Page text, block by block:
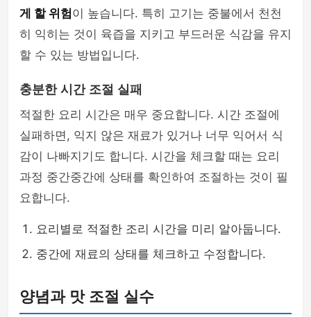
게 할 위험이 높습니다. 특히 고기는 중불에서 천천
히 익히는 것이 육즙을 지키고 부드러운 식감을 유지
할 수 있는 방법입니다.
충분한 시간 조절 실패
적절한 요리 시간은 매우 중요합니다. 시간 조절에
실패하면, 익지 않은 재료가 있거나 너무 익어서 식
감이 나빠지기도 합니다. 시간을 체크할 때는 요리
과정 중간중간에 상태를 확인하여 조절하는 것이 필
요합니다.
요리별로 적절한 조리 시간을 미리 알아둡니다.
중간에 재료의 상태를 체크하고 수정합니다.
양념과 맛 조절 실수